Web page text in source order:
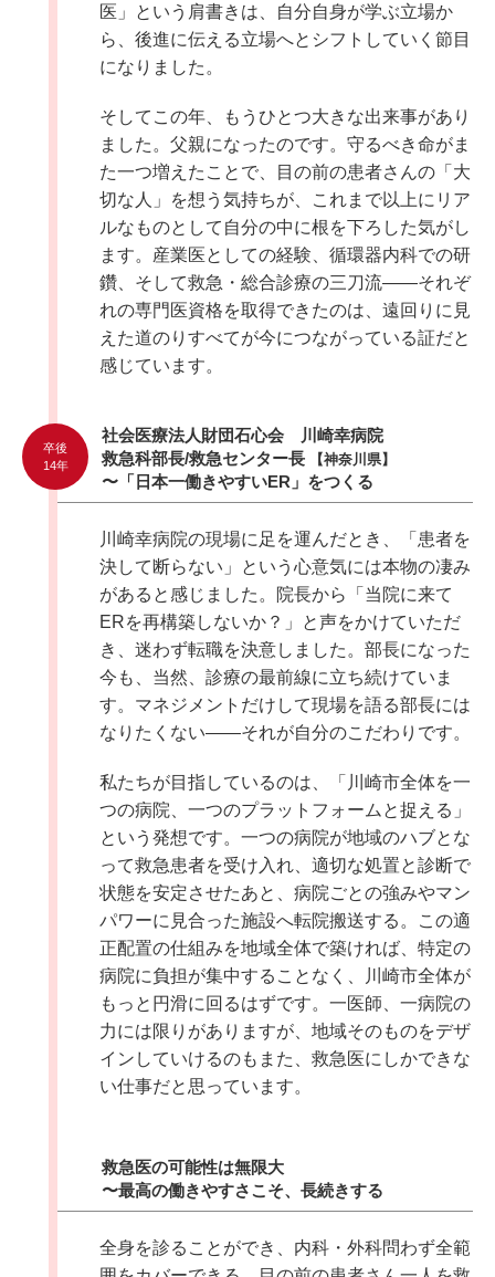
医」という肩書きは、自分自身が学ぶ立場か
ら、後進に伝える立場へとシフトしていく節目
になりました。
そしてこの年、もうひとつ大きな出来事があり
ました。父親になったのです。守るべき命がま
た一つ増えたことで、目の前の患者さんの「大
切な人」を想う気持ちが、これまで以上にリア
ルなものとして自分の中に根を下ろした気がし
ます。産業医としての経験、循環器内科での研
鑽、そして救急・総合診療の三刀流――それぞ
れの専門医資格を取得できたのは、遠回りに見
えた道のりすべてが今につながっている証だと
感じています。
卒後
14年
社会医療法人財団石心会 川崎幸病院
救急科部長/救急センター長
【神奈川県】
〜「日本一働きやすいER」をつくる
川崎幸病院の現場に足を運んだとき、「患者を
決して断らない」という心意気には本物の凄み
があると感じました。院長から「当院に来て
ERを再構築しないか？」と声をかけていただ
き、迷わず転職を決意しました。部長になった
今も、当然、診療の最前線に立ち続けていま
す。マネジメントだけして現場を語る部長には
なりたくない――それが自分のこだわりです。
私たちが目指しているのは、「川崎市全体を一
つの病院、一つのプラットフォームと捉える」
という発想です。一つの病院が地域のハブとな
って救急患者を受け入れ、適切な処置と診断で
状態を安定させたあと、病院ごとの強みやマン
パワーに見合った施設へ転院搬送する。この適
正配置の仕組みを地域全体で築ければ、特定の
病院に負担が集中することなく、川崎市全体が
もっと円滑に回るはずです。一医師、一病院の
力には限りがありますが、地域そのものをデザ
インしていけるのもまた、救急医にしかできな
い仕事だと思っています。
救急医の可能性は無限大
〜最高の働きやすさこそ、長続きする
全身を診ることができ、内科・外科問わず全範